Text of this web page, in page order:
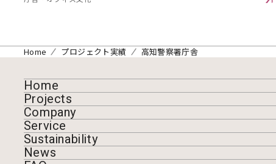
Home プロジェクト実績 高知警察署庁舎
Home
Projects
Company
Service
Sustainability
News